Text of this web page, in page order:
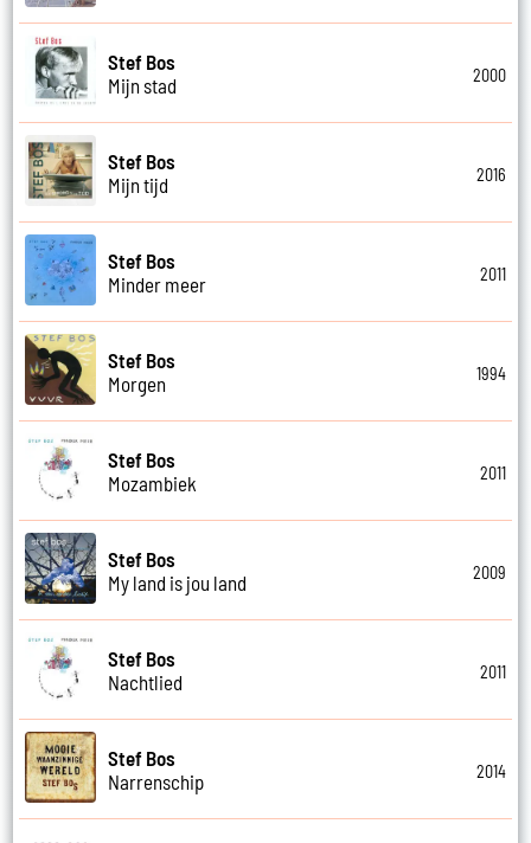
Stef Bos
Mijn stad
2000
Stef Bos
Mijn tijd
2016
Stef Bos
Minder meer
2011
Stef Bos
Morgen
1994
Stef Bos
Mozambiek
2011
Stef Bos
My land is jou land
2009
Stef Bos
Nachtlied
2011
Stef Bos
Narrenschip
2014